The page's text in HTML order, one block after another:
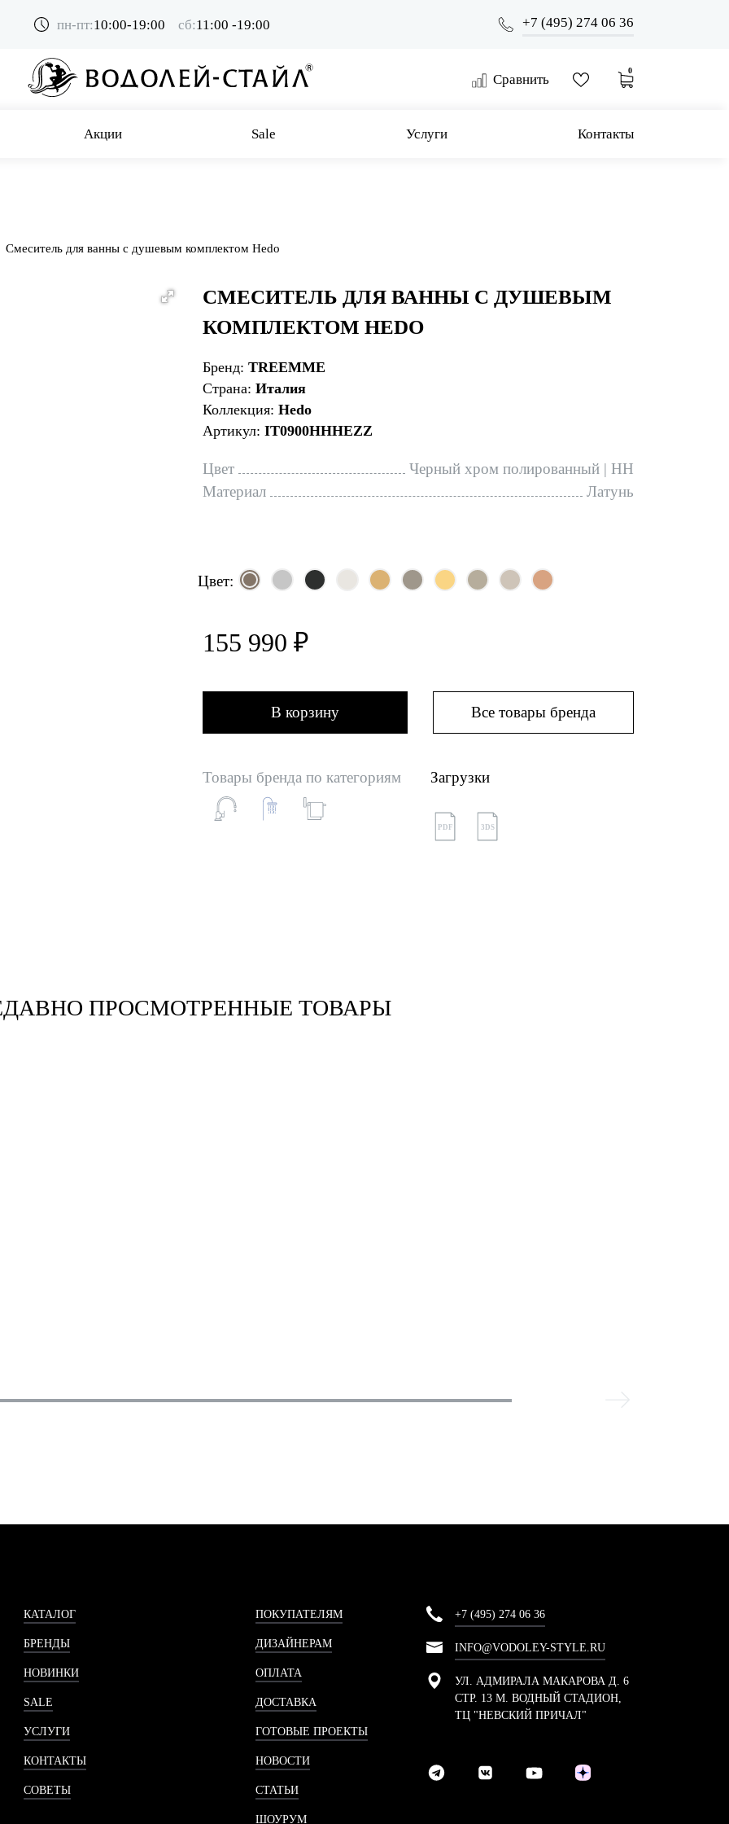
пн-пт:10:00-19:00 сб:11:00 -19:00 +7 (495) 274 06 36
Сравнить
0
Акции Sale Услуги Контакты
Смеситель для ванны с душевым комплектом Hedo
СМЕСИТЕЛЬ ДЛЯ ВАННЫ С ДУШЕВЫМ
КОМПЛЕКТОМ HEDO
Бренд: TREEMME
Страна: Италия
Коллекция: Hedo
Артикул: IT0900HHHEZZ
Цвет
Черный хром полированный | HH
Материал
Латунь
Цвет:
155 990 ₽
В корзину Все товары бренда
Товары бренда по категориям Загрузки
PDF 3DS
ПРОСМОТРЕННЫЕ ТОВАРЫ
КАТАЛОГ
БРЕНДЫ
НОВИНКИ
SALE
УСЛУГИ
КОНТАКТЫ
СОВЕТЫ
ПОКУПАТЕЛЯМ
ДИЗАЙНЕРАМ
ОПЛАТА
ДОСТАВКА
ГОТОВЫЕ ПРОЕКТЫ
НОВОСТИ
СТАТЬИ
ШОУРУМ
+7 (495) 274 06 36
INFO@VODOLEY-STYLE.RU
УЛ. АДМИРАЛА МАКАРОВА Д. 6
СТР. 13 М. ВОДНЫЙ СТАДИОН,
ТЦ "НЕВСКИЙ ПРИЧАЛ"